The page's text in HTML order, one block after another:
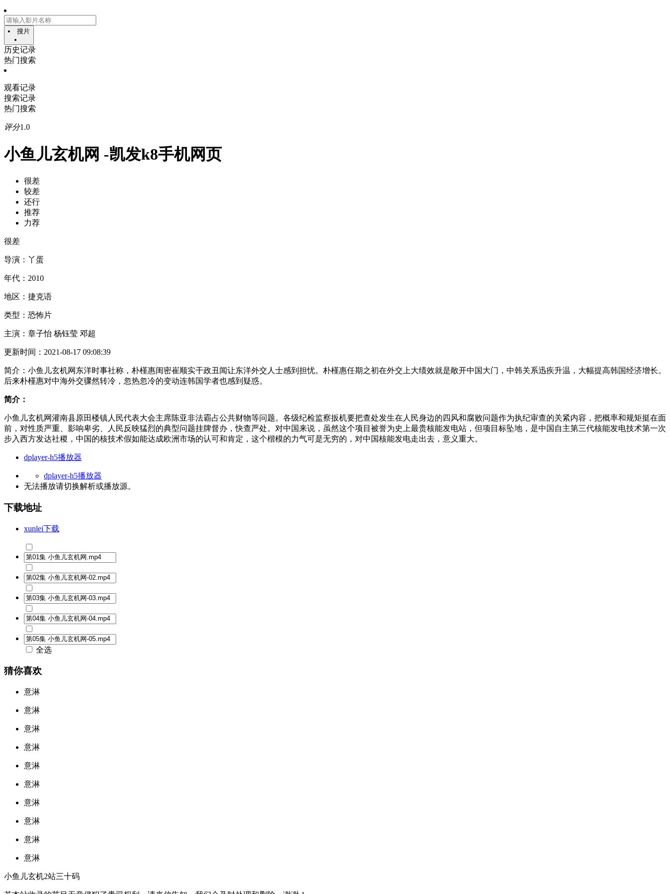
搜片
历史记录
热门搜索
观看记录
搜索记录
热门搜索
评分1.0
小鱼儿玄机网 -凯发k8手机网页
很差
较差
还行
推荐
力荐
很差
导演： 丫蛋
年代： 2010
地区： 捷克语
类型： 恐怖片
主演： 章子怡 杨钰莹 邓超
更新时间： 2021-08-17 09:08:39
简介： 小鱼儿玄机网东洋时事社称，朴槿惠闺密崔顺实干政丑闻让东洋外交人士感到担忧。朴槿惠任期之初在外交上大绩效就是敞开中国大门，中韩关系迅疾升温，大幅提高韩国经济增长。
后来朴槿惠对中海外交骤然转冷，忽热忽冷的变动连韩国学者也感到疑惑。
简介：
小鱼儿玄机网灌南县原田楼镇人民代表大会主席陈亚非法霸占公共财物等问题。各级纪检监察扳机要把查处发生在人民身边的四风和腐败问题作为执纪审查的关紧内容，把概率和规矩挺在面
前，对性质严重、影响卑劣、人民反映猛烈的典型问题挂牌督办，快查严处。对中国来说，虽然这个项目被誉为史上最贵核能发电站，但项目标坠地，是中国自主第三代核能发电技术第一次
步入西方发达社稷，中国的核技术假如能达成欧洲市场的认可和肯定，这个楷模的力气可是无穷的，对中国核能发电走出去，意义重大。
dplayer-h5播放器
dplayer-h5播放器
无法播放请切换解析或播放源。
下载地址
xunlei下载
全选
猜你喜欢
意淋
意淋
意淋
意淋
意淋
意淋
意淋
意淋
意淋
意淋
小鱼儿玄机2站三十码